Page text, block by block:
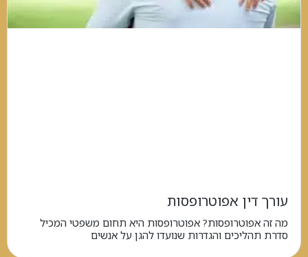
עורך דין אפוטרופסות
מה זה אפוטרופסות? אפוטרופסות היא תחום משפטי המכיל
סדרת תהליכים והגדרות שנועדו להגן על אנשים